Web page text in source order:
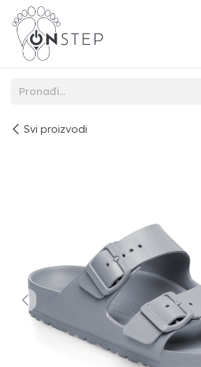
Preskoči na sadržaj
Svi proizvodi